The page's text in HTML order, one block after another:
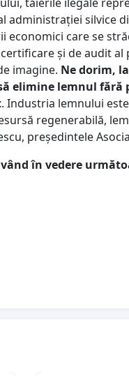
administrației silvice
care se
și de audit
imagine. Ne dorim,
elimine lemnul
. Industria lemnului
regenerabilă,
președintele
în vedere
sintetic
și al
SUMAL 2.0